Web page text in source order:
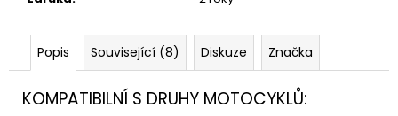
Popis Související (8) Diskuze Značka
KOMPATIBILNÍ S DRUHY MOTOCYKLŮ: